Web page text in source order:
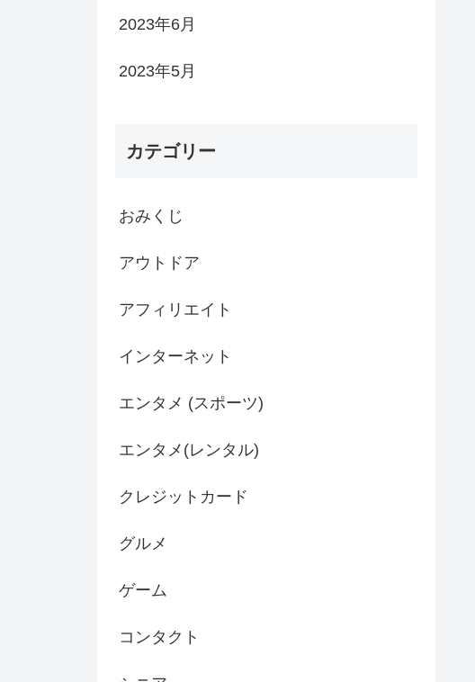
2023年6月
2023年5月
カテゴリー
おみくじ
アウトドア
アフィリエイト
インターネット
エンタメ (スポーツ)
エンタメ(レンタル)
クレジットカード
グルメ
ゲーム
コンタクト